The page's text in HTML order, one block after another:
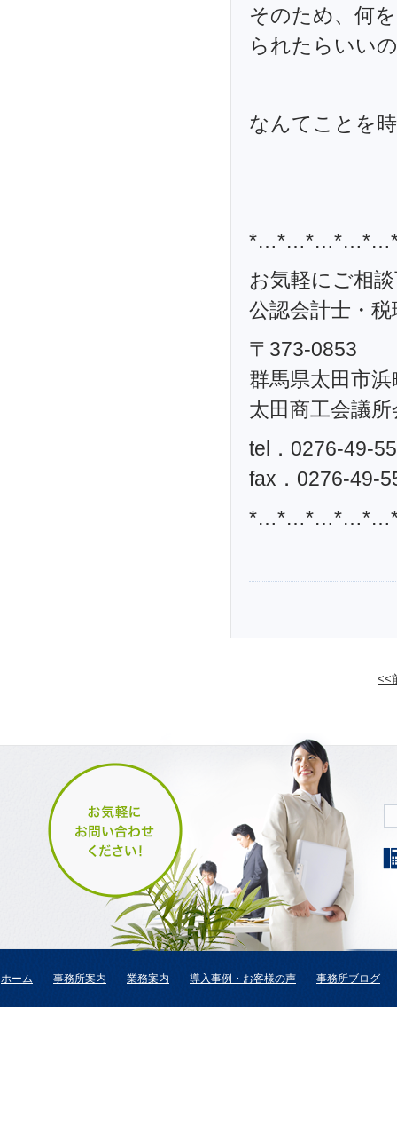
そのため、何
られたらいい
なんてことを
お気軽にご相
公認会計士・
〒373-0853
群馬県太田市
太田商工会議
tel．0276-49-
fax．0276-49-
<<
ホーム 事務所案内 業務案内 導入事例・お客様の声 事務所ブログ